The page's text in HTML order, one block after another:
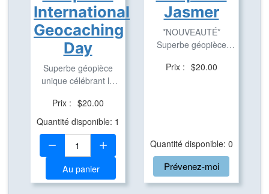
International
Geocaching
Day
Superbe géopièce
unique célébrant le
Prix : $20.00
Quantité disponible: 1
Quantité:
Au panier
Jasmer
*NOUVEAUTÉ*
Superbe géopièce
grille ...
Prix : $20.00
Quantité disponible: 0
Prévenez-moi